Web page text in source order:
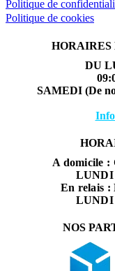
Politique de
Politique de cookies
HORAIRES
DU
SAMEDI (De
A domicile :
LUNDI
En relais :
LUNDI
NOS